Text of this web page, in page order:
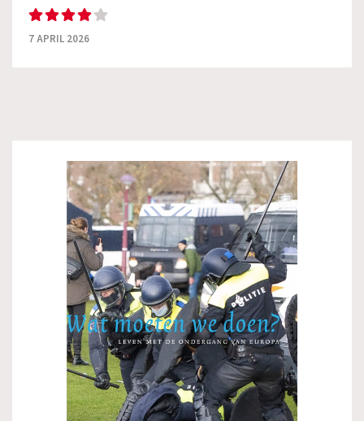
7 APRIL 2026